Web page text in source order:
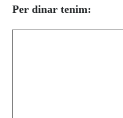
Per dinar tenim: